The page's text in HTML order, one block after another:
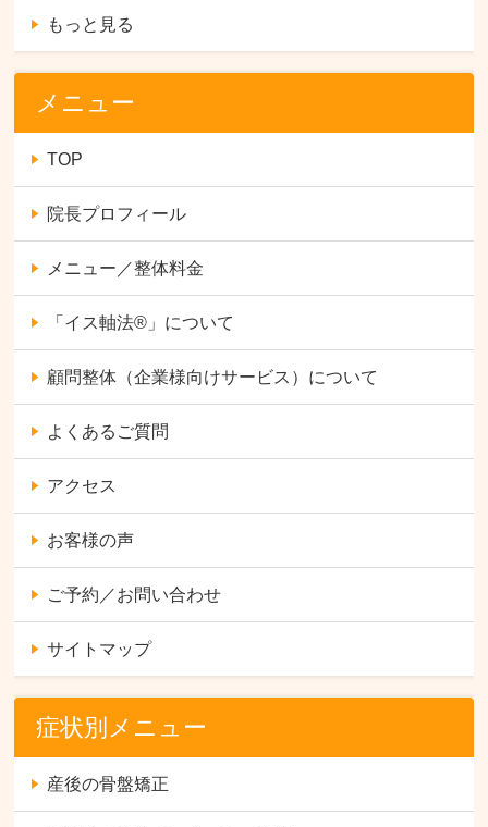
もっと見る
メニュー
TOP
院長プロフィール
メニュー／整体料金
「イス軸法®︎」について
顧問整体（企業様向けサービス）について
よくあるご質問
アクセス
お客様の声
ご予約／お問い合わせ
サイトマップ
症状別メニュー
産後の骨盤矯正